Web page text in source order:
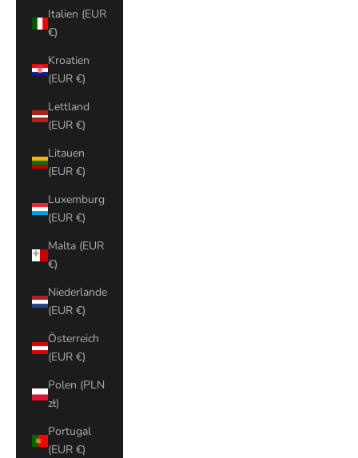
Italien (EUR
€)
Kroatien
(EUR €)
Lettland
(EUR €)
Litauen
(EUR €)
Luxemburg
(EUR €)
Malta (EUR
€)
Niederlande
(EUR €)
Österreich
(EUR €)
Polen (PLN
zł)
Portugal
(EUR €)